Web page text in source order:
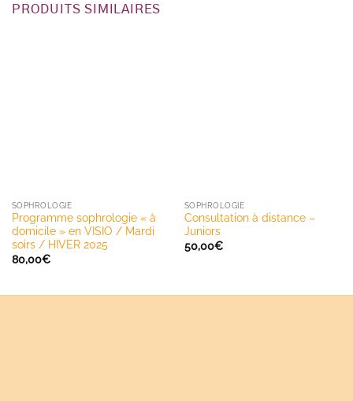
PRODUITS SIMILAIRES
SOPHROLOGIE
Programme sophrologie « à
domicile » en VISIO / Mardi
soirs / HIVER 2025
80,00€
SOPHROLOGIE
Consultation à distance –
Juniors
50,00€